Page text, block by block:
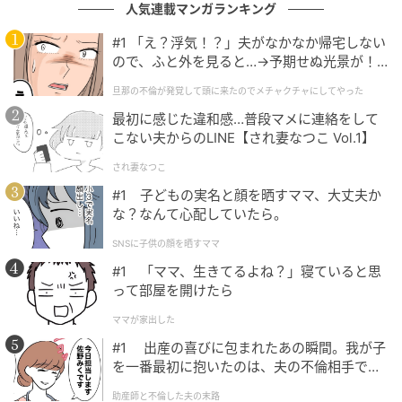
そうやってできた物語を実際に書き出してみると、か
なり面白い小説にさえなります。
今では、姑の長い話も「豊かな人間観察の時間」とし
て穏やかな気持ちで受け流せるようになっています。
考え方次第
以前の私は、姑の愚痴に振り回されていました。
でも、自分の受け取り方を変えただけで、こんなにも
気持ちに変化が現れたのです。
「他人を変えることは難しい。だけど、自分から変わ
ることならできる」
そう学んだ出来事でした。
人気連載マンガランキング
#1 「え？浮気！？」夫がなかなか帰宅しない
ので、ふと外を見ると…→予期せぬ光景が！
クチャにしてやった
旦那の不倫が発覚して頭に来たのでメチャクチャにしてやった
最初に感じた違和感…普段マメに連絡をして
こない夫からのLINE【され妻なつこ Vol.1】
され妻なつこ
#1 子どもの実名と顔を晒すママ、大丈夫か
な？なんて心配していたら。
SNSに子供の顔を晒すママ
#1 「ママ、生きてるよね？」寝ていると思
って部屋を開けたら
ママが家出した
#1 出産の喜びに包まれたあの瞬間。我が子
を一番最初に抱いたのは、夫の不倫相手でし
助産師と不倫した夫の末路